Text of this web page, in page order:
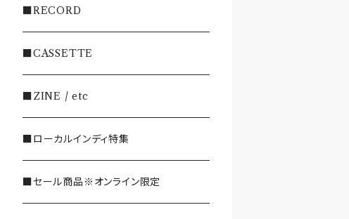
・INDIE
・EMO/PUNK/POST HC
・SHOEGAZE/DREAMPOP/POST
ROCK
・OTHER(LOUD/JUNK/RAP/ et
c...)
■RECORD
■CASSETTE
■ZINE / etc
■ローカルインディ特集
■セール商品※オンライン限定